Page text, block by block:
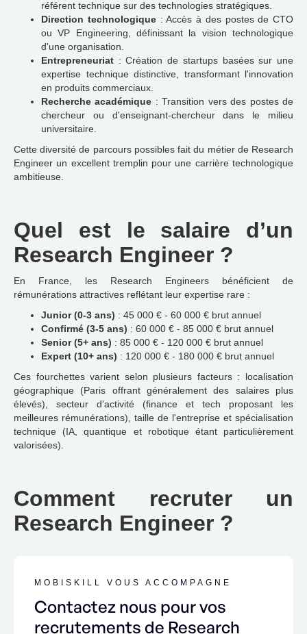
référent technique sur des technologies stratégiques.
Direction technologique: Accès à des postes de CTO
ou VP Engineering, définissant la vision technologique
d'une organisation.
Entrepreneuriat : Création de startups basées sur une
expertise technique distinctive, transformant l'innovation
en produits commerciaux.
Recherche académique : Transition vers des postes de
chercheur ou d'enseignant-chercheur dans le milieu
universitaire.
Cette diversité de parcours possibles fait du métier de Research
Engineer un excellent tremplin pour une carrière technologique
ambitieuse.
Quel est le salaire d’un
Research Engineer ?
En France, les Research Engineers bénéficient de
rémunérations attractives reflétant leur expertise rare :
Junior (0-3 ans) : 45 000 € - 60 000 € brut annuel
Confirmé (3-5 ans) : 60 000 € - 85 000 € brut annuel
Senior (5+ ans) : 85 000 € - 120 000 € brut annuel
Expert (10+ ans) : 120 000 € - 180 000 € brut annuel
Ces fourchettes varient selon plusieurs facteurs : localisation
géographique (Paris offrant généralement des salaires plus
élevés), secteur d'activité (finance et tech proposant les
meilleures rémunérations), taille de l'entreprise et spécialisation
technique (IA, quantique et robotique étant particulièrement
valorisées).
Comment recruter un
Research Engineer ?
MOBISKILL VOUS ACCOMPAGNE
Contactez nous pour vos
recrutements de Research